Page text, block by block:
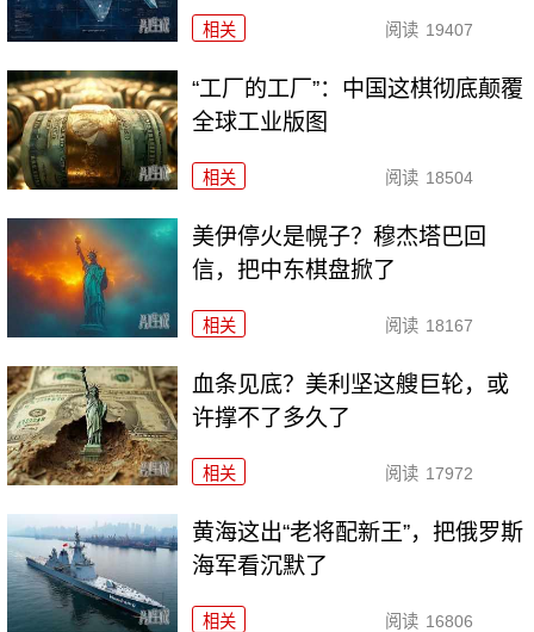
相关 阅读 19407
“工厂的工厂”：中国这棋彻底颠覆
全球工业版图
相关 阅读 18504
美伊停火是幌子？穆杰塔巴回
信，把中东棋盘掀了
相关 阅读 18167
血条见底？美利坚这艘巨轮，或
许撑不了多久了
相关 阅读 17972
黄海这出“老将配新王”，把俄罗斯
海军看沉默了
相关 阅读 16806